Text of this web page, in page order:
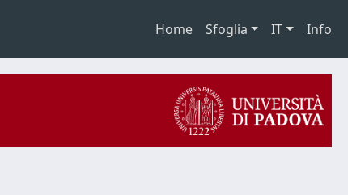
Home Sfoglia IT Info